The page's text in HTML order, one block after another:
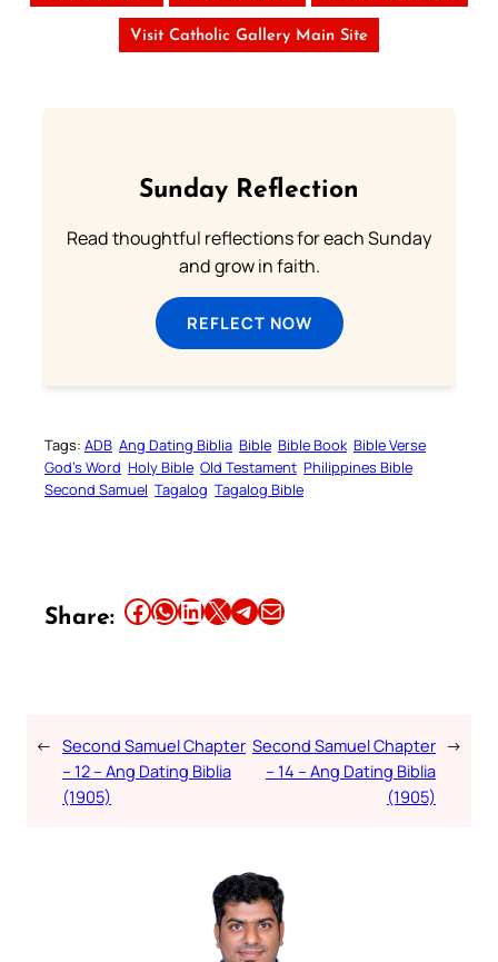
Visit Catholic Gallery Main Site
Sunday Reflection
Read thoughtful reflections for each Sunday
and grow in faith.
REFLECT NOW
Tags: ADB Ang Dating Biblia Bible Bible Book Bible Verse
God’s Word Holy Bible Old Testament Philippines Bible
Second Samuel Tagalog Tagalog Bible
Share: Share this article on Facebook Share this article on WhatsApp Share this article on LinkedIn Share this article on X Share this article on TelegramEmail this Article
← Second Samuel Chapter
– 12 – Ang Dating Biblia
(1905)
Second Samuel Chapter
– 14 – Ang Dating Biblia
(1905)
→